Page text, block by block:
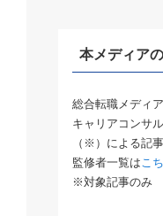
本メディア
総合転職メディ
キャリアコンサ
（※）による記
監修者一覧はこ
※対象記事のみ